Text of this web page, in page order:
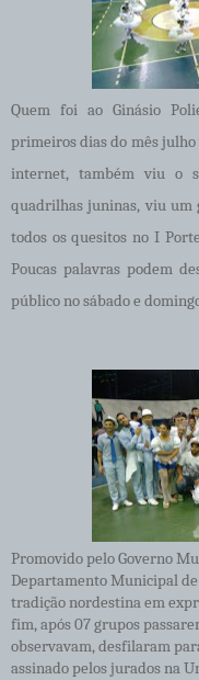
Quem foi ao Ginásio
primeiros dias do mês julho
internet, também viu o
quadrilhas juninas, viu um
todos os quesitos no I
Poucas palavras podem
público no sábado e
Promovido pelo Governo
Departamento Municipal
tradição nordestina em
fim, após 07 grupos
observavam, desfilaram
assinado pelos jurados na